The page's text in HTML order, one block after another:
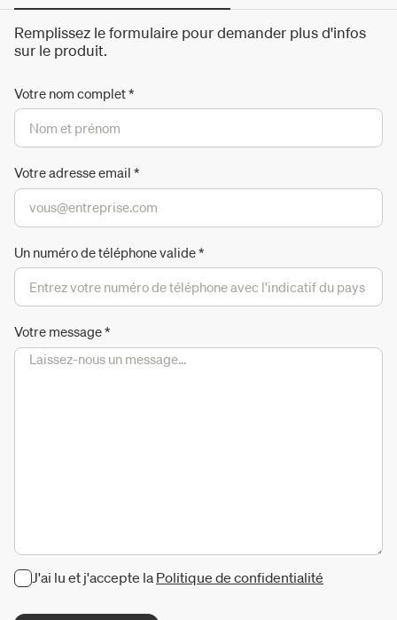
Remplissez le formulaire pour demander plus d'infos
sur le produit.
Votre nom complet*
Votre adresse email *
Un numéro de téléphone valide*
Votre message*
J'ai lu et j'accepte la Politique de confidentialité